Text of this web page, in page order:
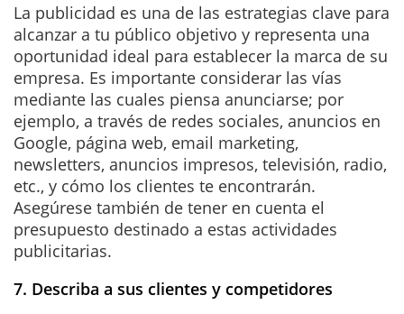
La publicidad es una de las estrategias clave para
alcanzar a tu público objetivo y representa una
oportunidad ideal para establecer la marca de su
empresa. Es importante considerar las vías
mediante las cuales piensa anunciarse; por
ejemplo, a través de redes sociales, anuncios en
Google, página web, email marketing,
newsletters, anuncios impresos, televisión, radio,
etc., y cómo los clientes te encontrarán.
Asegúrese también de tener en cuenta el
presupuesto destinado a estas actividades
publicitarias.
7. Describa a sus clientes y competidores